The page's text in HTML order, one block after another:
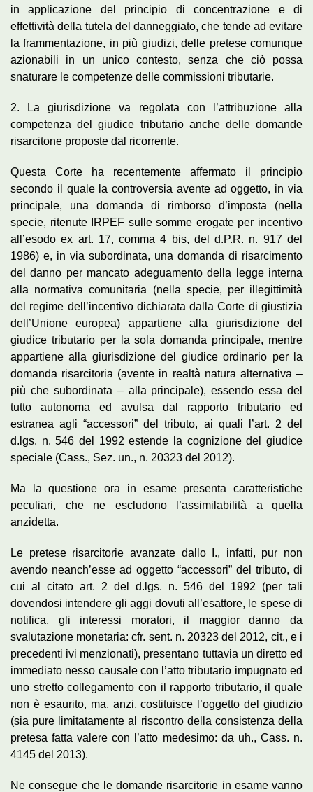
in applicazione del principio di concentrazione e di
effettività della tutela del danneggiato, che tende ad evitare
la frammentazione, in più giudizi, delle pretese comunque
azionabili in un unico contesto, senza che ciò possa
snaturare le competenze delle commissioni tributarie.
2. La giurisdizione va regolata con l’attribuzione alla
competenza del giudice tributario anche delle domande
risarcitone proposte dal ricorrente.
Questa Corte ha recentemente affermato il principio
secondo il quale la controversia avente ad oggetto, in via
principale, una domanda di rimborso d’imposta (nella
specie, ritenute IRPEF sulle somme erogate per incentivo
all’esodo ex art. 17, comma 4 bis, del d.P.R. n. 917 del
1986) e, in via subordinata, una domanda di risarcimento
del danno per mancato adeguamento della legge interna
alla normativa comunitaria (nella specie, per illegittimità
del regime dell’incentivo dichiarata dalla Corte di giustizia
dell’Unione europea) appartiene alla giurisdizione del
giudice tributario per la sola domanda principale, mentre
appartiene alla giurisdizione del giudice ordinario per la
domanda risarcitoria (avente in realtà natura alternativa –
più che subordinata – alla principale), essendo essa del
tutto autonoma ed avulsa dal rapporto tributario ed
estranea agli “accessori” del tributo, ai quali l’art. 2 del
d.lgs. n. 546 del 1992 estende la cognizione del giudice
speciale (Cass., Sez. un., n. 20323 del 2012).
Ma la questione ora in esame presenta caratteristiche
peculiari, che ne escludono l’assimilabilità a quella
anzidetta.
Le pretese risarcitorie avanzate dallo I., infatti, pur non
avendo neanch’esse ad oggetto “accessori” del tributo, di
cui al citato art. 2 del d.lgs. n. 546 del 1992 (per tali
dovendosi intendere gli aggi dovuti all’esattore, le spese di
notifica, gli interessi moratori, il maggior danno da
svalutazione monetaria: cfr. sent. n. 20323 del 2012, cit., e i
precedenti ivi menzionati), presentano tuttavia un diretto ed
immediato nesso causale con l’atto tributario impugnato ed
uno stretto collegamento con il rapporto tributario, il quale
non è esaurito, ma, anzi, costituisce l’oggetto del giudizio
(sia pure limitatamente al riscontro della consistenza della
pretesa fatta valere con l’atto medesimo: da uh., Cass. n.
4145 del 2013).
Ne consegue che le domande risarcitorie in esame vanno